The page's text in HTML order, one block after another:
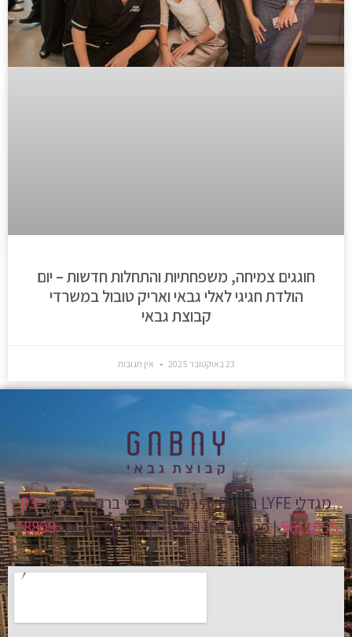
חוגגים צמיחה, משפחתיות והתחלות חדשות – יום
הולדת חגיגי לאלי גבאי ואריק טובול במשרדי
קבוצת גבאי
23 באוקטובר 2025 אין תגובות
מגדלי LYFE בניין B, הירקון 5א', בני ברק | טלפון:
03-
5612055| פקס: 03-6011554 | טלפון מכירות: 8809*